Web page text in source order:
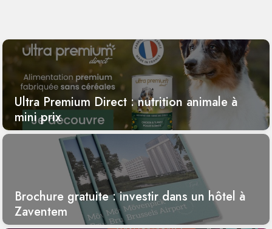
Ultra Premium Direct : nutrition animale à
mini prix
Brochure gratuite : investir dans un hôtel à
Zaventem